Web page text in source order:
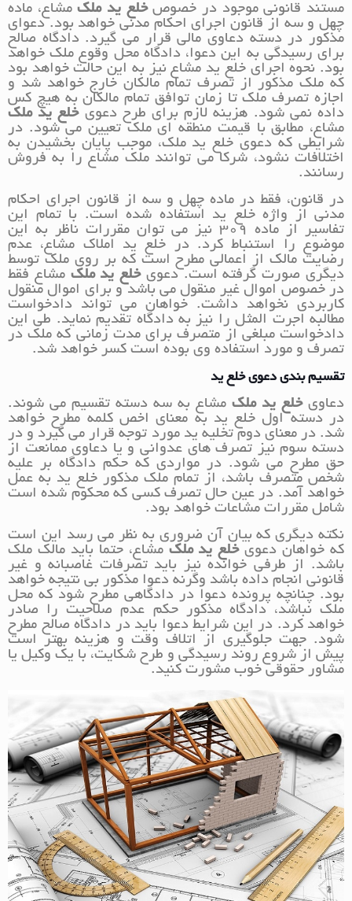
مستند قانونی موجود در خصوصخلع ید ملکمشاع، ماده
چهل و سه از قانون اجرای احکام مدنی خواهد بود. دعوای
مذکور در دسته دعاوی مالی قرار می گیرد. دادگاه صالح
برای رسیدگی به این دعوا، دادگاه محل وقوع ملک خواهد
بود. نحوه اجرای خلع ید مشاع نیز به این حالت خواهد بود
که ملک مذکور از تصرف تمام مالکان خارج خواهد شد و
اجازه تصرف ملک تا زمان توافق تمام مالکان به هیچ کس
داده نمی شود. هزینه لازم برای طرح دعویخلع ید ملک
مشاع، مطابق با قیمت منطقه ای ملک تعیین می شود. در
شرایطی که دعوی خلع ید ملک، موجب پایان بخشیدن به
اختلافات نشود، شرکا می توانند ملک مشاع را به فروش
رسانند.
در قانون، فقط در ماده چهل و سه از قانون اجرای احکام
مدنی از واژه خلع ید استفاده شده است. با تمام این
تفاسیر از ماده 309 نیز می توان مقررات ناظر به این
موضوع را استنباط کرد. در خلع ید املاک مشاع، عدم
رضایت مالک از اعمالی مطرح است که بر روی ملک توسط
دیگری صورت گرفته است. دعویخلع ید ملکمشاع فقط
در خصوص اموال غیر منقول می باشد و برای اموال منقول
کاربردی نخواهد داشت. خواهان می تواند دادخواست
مطالبه اجرت المثل را نیز به دادگاه تقدیم نماید. طی این
دادخواست مبلغی از متصرف برای مدت زمانی که ملک در
تصرف و مورد استفاده وی بوده است کسر خواهد شد.
تقسیم بندی دعوی خلع ید
دعاویخلع ید ملک مشاع به سه دسته تقسیم می شوند.
در دسته اول خلع ید به معنای اخص کلمه مطرح خواهد
شد. در معنای دوم تخلیه ید مورد توجه قرار می گیرد و در
دسته سوم نیز تصرف های عدوانی و یا دعاوی ممانعت از
حق مطرح می شود. در مواردی که حکم دادگاه بر علیه
شخص متصرف باشد، از تمام ملک مذکور خلع ید به عمل
خواهد آمد. در عین حال تصرف کسی که محکوم شده است
شامل مقررات مشاعات خواهد بود.
نکته دیگری که بیان آن ضروری به نظر می رسد این است
که خواهان دعویخلع ید ملکمشاع، حتما باید مالک ملک
باشد. از طرفی خوانده نیز باید تصرفات غاصبانه و غیر
قانونی انجام داده باشد وگرنه دعوا مذکور بی نتیجه خواهد
بود. چنانچه پرونده دعوا در دادگاهی مطرح شود که محل
ملک نباشد، دادگاه مذکور حکم عدم صلاحیت را صادر
خواهد کرد. در این شرایط دعوا باید در دادگاه صالح مطرح
شود. جهت جلوگیری از اتلاف وقت و هزینه بهتر است
پیش از شروع روند رسیدگی و طرح شکایت، با یک وکیل یا
مشاور حقوقی خوب مشورت کنید.